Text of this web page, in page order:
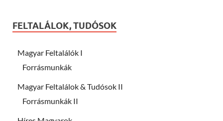
FELTALÁLOK, TUDÓSOK
Magyar Feltalálók I
Forrásmunkák
Magyar Feltalálok & Tudósok II
Forrásmunkák II